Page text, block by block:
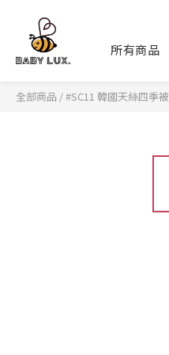
所有商品
全部商品 /#SC11 韓國天絲四季被